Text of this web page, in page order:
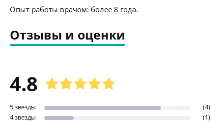
Опыт работы врачом: более 8 года.
Отзывы и оценки
4.8
5 звезды
(4)
4 звезды
(1)